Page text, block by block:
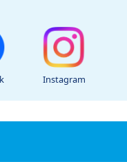
Instagram